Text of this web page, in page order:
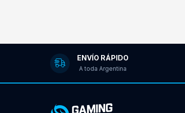
ENVÍO RÁPIDO
A toda Argentina